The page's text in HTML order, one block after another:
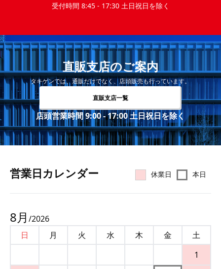
受付時間 8:45 - 17:30 土日祝日を除く
直販支店のご案内
タキゲンでは、通販だけでなく、店頭販売も行っています。
直販支店一覧
店頭営業時間 9:00 - 17:00 土日祝日を除く
営業⽇カレンダー 休業日 本日
8月 /2026
日
月 火 水 木 金
土
1